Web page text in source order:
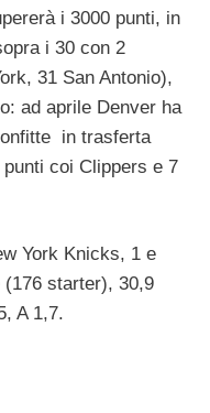
i 3000 punti, in
i 30 con 2
31 San Antonio),
ad aprile Denver ha
in trasferta
coi Clippers e 7
York Knicks, 1 e
(176 starter), 30,9
A 1,7.